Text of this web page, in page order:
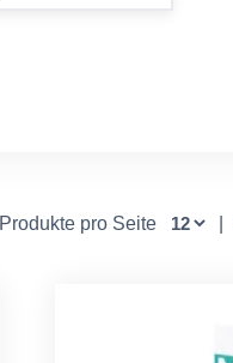
Produkte pro Seite